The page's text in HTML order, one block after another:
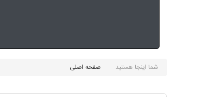
شما اینجا هستید صفحه اصلی